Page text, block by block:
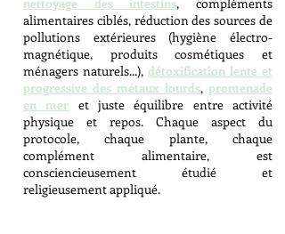
alimentaires ciblés, réduction des sources de
pollutions extérieures (hygiène électro-
magnétique, produits cosmétiques et
ménagers naturels...), détoxification lente et
progressive des métaux lourds, promenade
en mer et juste équilibre entre activité
physique et repos. Chaque aspect du
protocole, chaque plante, chaque
complément alimentaire, est
consciencieusement étudié et
religieusement appliqué.